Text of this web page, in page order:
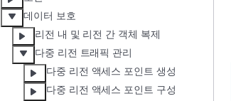
데이터 보호
리전 내 및 리전 간 객체 복제
다중 리전 트래픽 관리
다중 리전 액세스 포인트 생성
다중 리전 액세스 포인트 구성